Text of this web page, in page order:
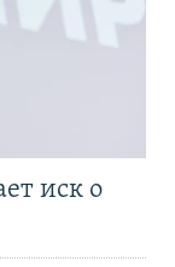
иск о